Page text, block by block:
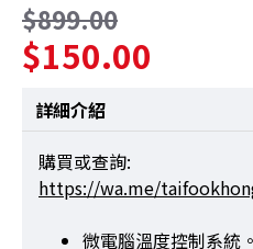
$150.00
$899.00
詳細介紹
購買或查詢:
https://wa.me/
微電腦溫度控制系統。